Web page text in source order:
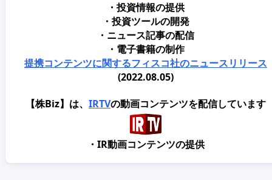
・投資情報の提供
・投資ツールの開発
・ニュース記事の配信
・電子書籍の制作
提携コンテンツに関するフィスコ社のニュースリリース
(2022.08.05)
【株Biz】は、 IRTVの動画コンテンツを配信しています
・IR動画コンテンツの提供